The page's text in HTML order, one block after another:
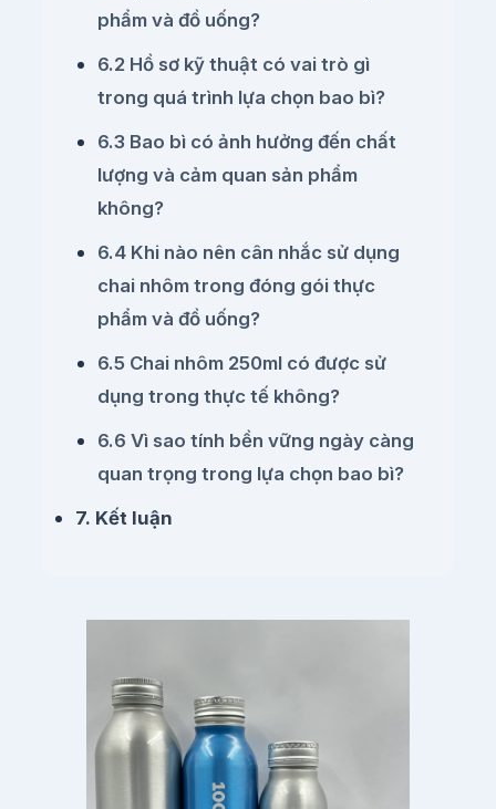
phẩm và đồ uống?
6.2 Hồ sơ kỹ thuật có vai trò gì
trong quá trình lựa chọn bao bì?
6.3 Bao bì có ảnh hưởng đến chất
lượng và cảm quan sản phẩm
không?
6.4 Khi nào nên cân nhắc sử dụng
chai nhôm trong đóng gói thực
phẩm và đồ uống?
6.5 Chai nhôm 250ml có được sử
dụng trong thực tế không?
6.6 Vì sao tính bền vững ngày càng
quan trọng trong lựa chọn bao bì?
7. Kết luận